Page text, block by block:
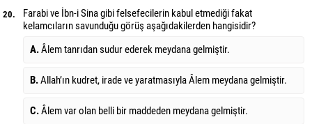
20.
Farabi ve İbn-i Sina gibi felsefecilerin kabul etmediği fakat
kelamcıların savunduğu görüş aşağıdakilerden hangisidir?
A.Âlem tanrıdan sudur ederek meydana gelmiştir.
B.Allah’ın kudret, irade ve yaratmasıyla Âlem meydana gelmiştir.
C.Âlem var olan belli bir maddeden meydana gelmiştir.